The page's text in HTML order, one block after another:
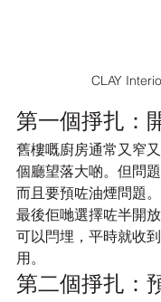
CLAY
第一個掙扎：
舊樓嘅廚房通常又窄
個廳望落大啲。但問
而且要預咗油煙問題
最後佢哋選擇咗半開
可以閂埋，平時就收
用。
第二個掙扎：